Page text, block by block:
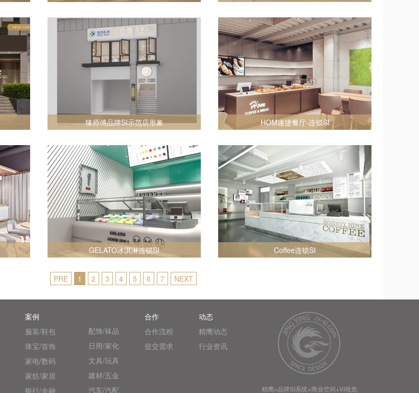
臻师傅品牌SI示范店形象 HOM速捷餐厅-连锁SI
GELATO冰淇淋连锁SI Coffee连锁SI
PRE 1 2 3 4 5 6 7 NEXT
案例
服装/鞋包
珠宝/首饰
家电/数码
家纺/家居
银行/金融
配饰/袜品
日用/家化
文具/玩具
建材/五金
汽车/汽配
合作
合作流程
提交需求
动态
精鹰动态
行业资讯
精鹰=品牌SI系统+商业空间+VI视觉